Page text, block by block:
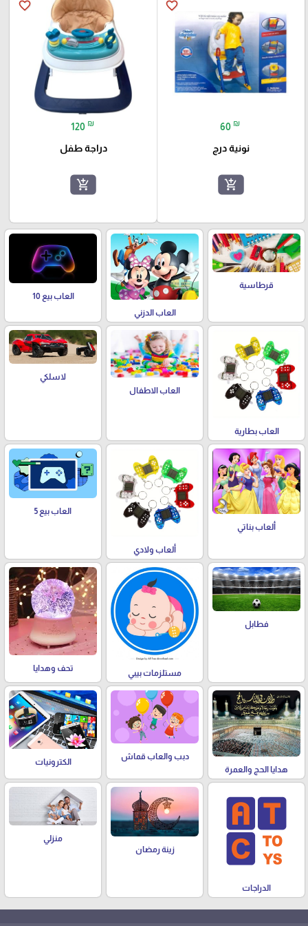
favorite_border
60 ₪
نونية درج
add_shopping_cart
favorite_border
120 ₪
دراجة طفل
add_shopping_cart
قرطاسية
العاب الدزني
العاب بيع 10
العاب بطارية
العاب الاطفال
لاسلكي
ألعاب بناتي
ألعاب ولادي
العاب بيع 5
فطابل
مستلزمات بيبي
تحف وهدايا
هدايا الحج والعمرة
دبب والعاب قماش
الكترونيات
الدراجات
زينة رمضان
منزلي